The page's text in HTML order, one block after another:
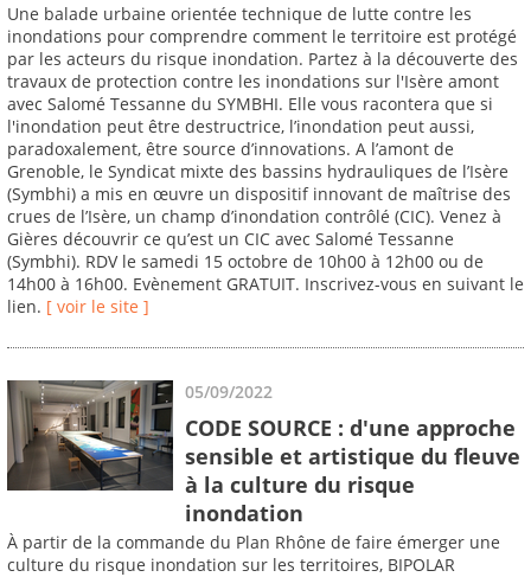
Une balade urbaine orientée technique de lutte contre les
inondations pour comprendre comment le territoire est protégé
par les acteurs du risque inondation. Partez à la découverte des
travaux de protection contre les inondations sur l'Isère amont
avec Salomé Tessanne du SYMBHI. Elle vous racontera que si
l'inondation peut être destructrice, l’inondation peut aussi,
paradoxalement, être source d’innovations. A l’amont de
Grenoble, le Syndicat mixte des bassins hydrauliques de l’Isère
(Symbhi) a mis en œuvre un dispositif innovant de maîtrise des
crues de l’Isère, un champ d’inondation contrôlé (CIC). Venez à
Gières découvrir ce qu’est un CIC avec Salomé Tessanne
(Symbhi). RDV le samedi 15 octobre de 10h00 à 12h00 ou de
14h00 à 16h00. Evènement GRATUIT. Inscrivez-vous en suivant le
lien. [ voir le site ]
05/09/2022
CODE SOURCE : d'une approche
sensible et artistique du fleuve
à la culture du risque
inondation
À partir de la commande du Plan Rhône de faire émerger une
culture du risque inondation sur les territoires, BIPOLAR